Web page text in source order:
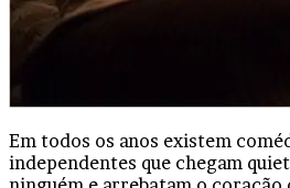
Em todos os anos existem
independentes que chegam